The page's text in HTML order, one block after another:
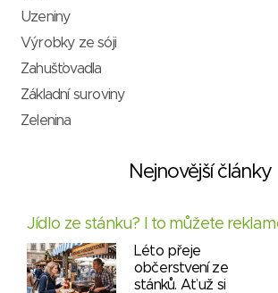
Uzeniny
Výrobky ze sóji
Zahušťovadla
Základní suroviny
Zelenina
Nejnovější články
Jídlo ze stánku? I to můžete
Léto přeje
občerstvení ze
stánků. Ať už si